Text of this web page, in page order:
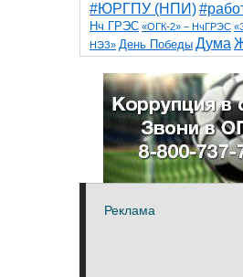
#ЮРГПУ (НПИ)
Нч ГРЭС «ОГК-2» – НчГРЭС
НЭЗ» День Победы Дума
НчГРЭС
благоустройство
детидороги казаки
общественная палата парк
спорт театр транспорт
Реклама